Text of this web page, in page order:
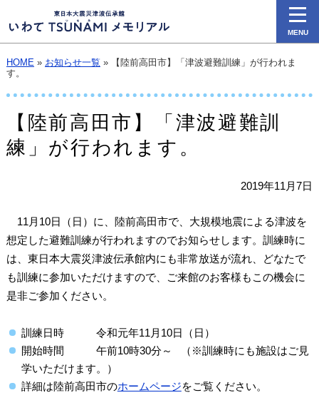
HOME» お知らせ一覧 » 【陸前高田市】「津波避難訓練」が行われま
す。
【陸前高田市】「津波避難訓
練」が行われます。
2019年11月7日
11月10日（日）に、陸前高田市で、大規模地震による津波を
想定した避難訓練が行われますのでお知らせします。訓練時に
は、東日本大震災津波伝承館内にも非常放送が流れ、どなたで
も訓練に参加いただけますので、ご来館のお客様もこの機会に
是非ご参加ください。
訓練日時 令和元年11月10日（日）
開始時間 午前10時30分～ （※訓練時にも施設はご見
学いただけます。）
詳細は陸前高田市のホームページをご覧ください。
MENU